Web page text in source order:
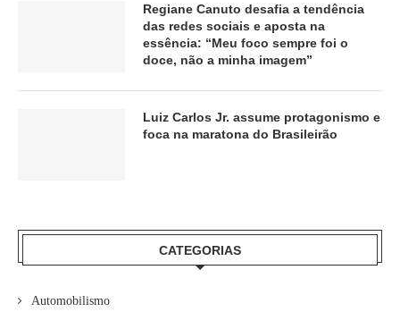
Regiane Canuto desafia a tendência
das redes sociais e aposta na
essência: “Meu foco sempre foi o
doce, não a minha imagem”
Luiz Carlos Jr. assume protagonismo e
foca na maratona do Brasileirão
CATEGORIAS
Automobilismo